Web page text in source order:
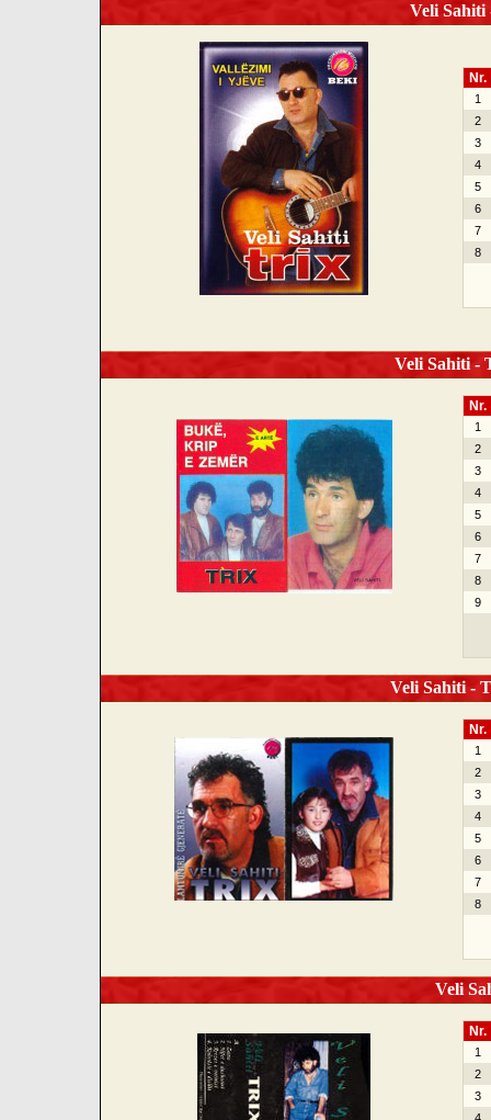
Veli
Nr.
1
2
3
4
5
6
7
8
Veli Sahiti -
Nr.
1
2
3
4
5
6
7
8
9
Veli Sahiti -
Nr.
1
2
3
4
5
6
7
8
Veli
Nr.
1
2
3